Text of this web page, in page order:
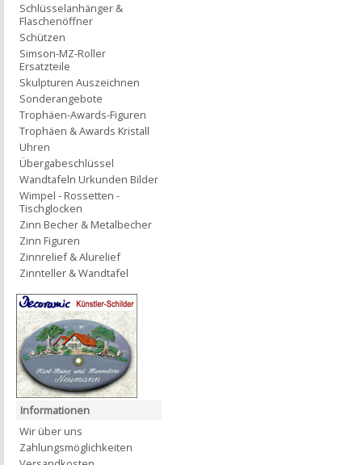
Schlüsselanhänger &
Flaschenöffner
Schützen
Simson-MZ-Roller
Ersatzteile
Skulpturen Auszeichnen
Sonderangebote
Trophäen-Awards-Figuren
Trophäen & Awards Kristall
Uhren
Übergabeschlüssel
Wandtafeln Urkunden Bilder
Wimpel - Rossetten -
Tischglocken
Zinn Becher & Metalbecher
Zinn Figuren
Zinnrelief & Alurelief
Zinnteller & Wandtafel
Informationen
Wir über uns
Zahlungsmöglichkeiten